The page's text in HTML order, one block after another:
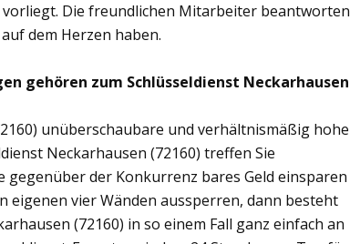
Die freundlichen Mitarbeiter beantworten
dem Herzen haben.
gehören zum Schlüsseldienst Neckarhausen
unüberschaubare und verhältnismäßig hohe
Neckarhausen (72160) treffen Sie
gegenüber der Konkurrenz bares Geld einsparen
eigenen vier Wänden aussperren, dann besteht
(72160) in so einem Fall ganz einfach an